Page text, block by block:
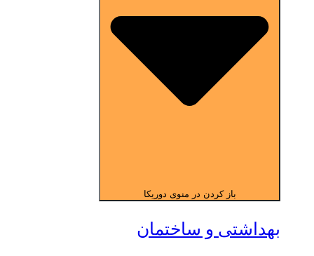
باز کردن در منوی دوریکا
بهداشتی و ساختمان